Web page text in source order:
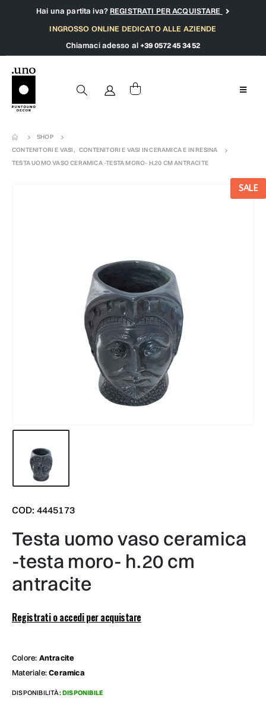
Hai una partita iva?REGISTRATI PER ACQUISTARE
INGROSSO ONLINE DEDICATO ALLE AZIENDE
Chiamaci adesso al +39 0572 45 34 52
SHOP
CONTENITORI E VASI, CONTENITORI E VASI IN CERAMICA E IN RESINA
TESTA UOMO VASO CERAMICA -TESTA MORO- H.20 CM ANTRACITE
SALE
COD: 4445173
testa uomo vaso ceramica
-testa moro- h.20 cm
antracite
Registrati o accedi per acquistare
Colore: Antracite
Materiale:Ceramica
DISPONIBILITÀ: DISPONIBILE